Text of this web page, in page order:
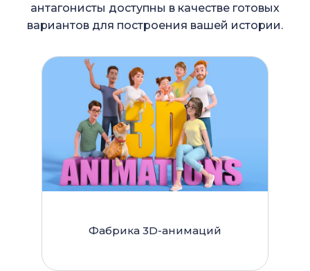
антагонисты доступны в качестве готовых
вариантов для построения вашей истории.
Фабрика 3D-анимаций